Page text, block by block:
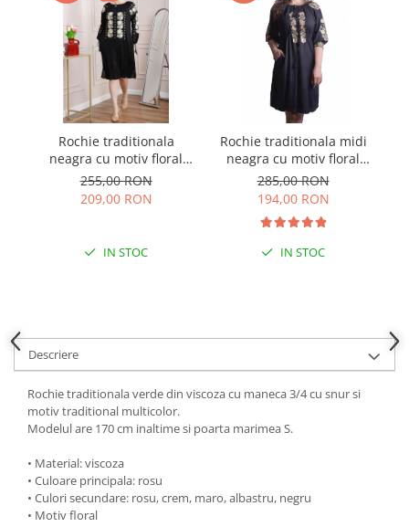
Rochie traditionala
neagra cu motiv floral
crem Sofia
255,00 RON
209,00 RON
IN STOC
Rochie traditionala midi
neagra cu motiv floral
auriu Madalina
285,00 RON
194,00 RON
IN STOC
Descriere
Rochie traditionala verde din viscoza cu maneca 3/4 cu snur si
motiv traditional multicolor.
Modelul are 170 cm inaltime si poarta marimea S.
• Material: viscoza
• Culoare principala: rosu
• Culori secundare: rosu, crem, maro, albastru, negru
• Motiv floral